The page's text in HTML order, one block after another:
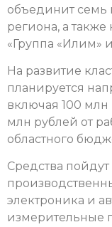
объединит семь
региона, а
«Группа «Илим»
На развитие
планируется
включая 100
млн рублей от
областного
Средства
электроника и
измерительные